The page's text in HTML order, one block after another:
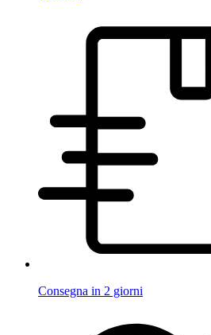
Consegna in 2 giorni